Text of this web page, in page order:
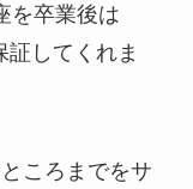
を卒業後は
してくれま
ころまでをサ